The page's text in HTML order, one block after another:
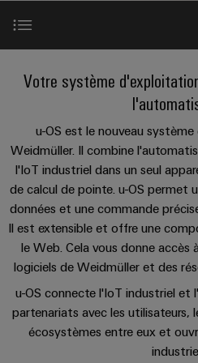
expérimentées.
de
données
Solutions
produits
pour
les
centres
de
données
:
fiables,
évolutifs
IN
DC
u-
OS
edge
computing
5G
industrielle
Single
Blocs
de
jonction
pour
circuit
imprimé
et
connecteurs
pour
circuit
imprimé
Systèmes
de
spécifiques
de
livraison
rapide
Services
de
conseil
et
d'ingénierie
SERVICES
Société
Faits
et
Durabilité
Conformité
Sites
Informations
et
certificats
de
gestion
À propos de nous
Weidmüller
AG
nous
trouver
Nouvelles
Les
succès
de
nos
clients
PRObas
ALL
SERVICES
INSTA
POWER
PRO
ECO
II
Aktionen
Energy
Meter
Aktionen
Steuerstromverteilung
Promotions
Global
Actualités u-OS
Système d'exploitation
Tout logiciel
N'importe quel cloud
Réseau de partenaires
Matériel de pointe
Votre système
u-OS est le nouveau
Weidmüller. Il combine
l'IoT industriel dans un seul
de calcul de pointe. u-OS permet
données et une commande
Il est extensible et offre une
le Web. Cela vous donne accès
logiciels de Weidmüller et des
u-OS connecte l'IoT industriel
partenariats avec les utilisateurs,
écosystèmes entre eux et